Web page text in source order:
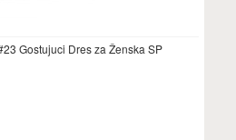
Gostujuci Dres za Ženska SP